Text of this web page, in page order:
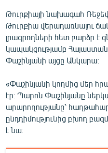
ԱՐԽԻՎ
ՏԵՍԱՆՅՈՒԹԵՐ
ԲԱՆԱՎԵՃ
ՓՈԴՔԱՍԹ
Հայերեն
English
Русский
Թուրքիայի նախագահ
Թուրքիա վերադառնալու
լրագրողների հետ բարձր է
կապակցությամբ
Փաշինյանի այցը Անկարա։
«Փաշինյանի կողմից մեր
էր։ Պարոն Փաշինյանը
արարողությանը՝
ընդդիմությունից բխող
է նա։